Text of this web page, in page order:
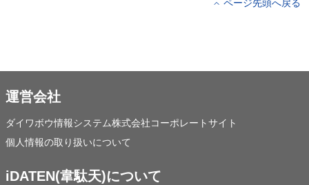
ページ先頭へ戻る
運営会社
ダイワボウ情報システム株式会社コーポレートサイト
個人情報の取り扱いについて
iDATEN(韋駄天)について